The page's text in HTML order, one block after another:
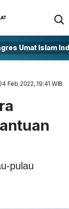
Umat Islam
Feb 2022, 19:41 WIB
pulau